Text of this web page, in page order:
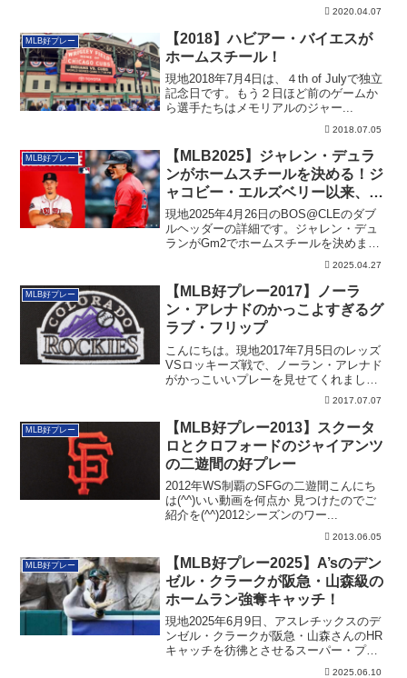
2020.04.07
MLB好プレー
【2018】ハビアー・バイエスが
ホームスチール！
現地2018年7月4日は、４th of Julyで独立
記念日です。もう２日ほど前のゲームか
ら選手たちはメモリアルのジャー...
2018.07.05
MLB好プレー
【MLB2025】ジャレン・デュラ
ンがホームスチールを決める！ジ
ャコビー・エルズベリー以来、16
年ぶり
現地2025年4月26日のBOS@CLEのダブ
ルヘッダーの詳細です。ジャレン・デュ
ランがGm2でホームスチールを決めまし
た！ジャコビー・エルズベリー以来、16
2025.04.27
MLB好プレー
【MLB好プレー2017】ノーラ
ン・アレナドのかっこよすぎるグ
ラブ・フリップ
こんにちは。現地2017年7月5日のレッズ
VSロッキーズ戦で、ノーラン・アレナド
がかっこいいプレーを見せてくれまし
2017.07.07
MLB好プレー
【MLB好プレー2013】スクータ
ロとクロフォードのジャイアンツ
の二遊間の好プレー
2012年WS制覇のSFGの二遊間こんにち
は(^^)いい動画を何点か 見つけたのでご
紹介を(^^)2012シーズンのワー...
2013.06.05
MLB好プレー
【MLB好プレー2025】A’sのデン
ゼル・クラークが阪急・山森級の
ホームラン強奪キャッチ！
現地2025年6月9日、アスレチックスのデ
ンゼル・クラークが阪急・山森さんのHR
キャッチを彷彿とさせるスーパー・プレ
2025.06.10